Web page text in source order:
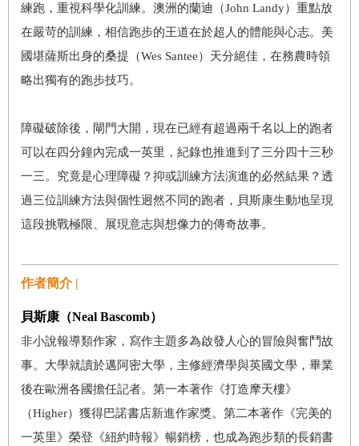
練跑，重視科學化訓練。澳洲的蘭迪（John Landy）重點放
在嚴苛的訓練，相信跑步的王道在於超人的體能與心志。美
國堪薩斯出身的桑提（Wes Santee）天分絕佳，在務農時領
略出獨有的跑步技巧。
障礙破除後，閘門大開，現在已經有超過兩千名以上的跑者
可以在四分鐘內完成一英里，紀錄也推進到了三分四十三秒
一三。究竟是心理障礙？抑或訓練方法演進的必然結果？透
過三位訓練方法與個性迥然不同的跑者，貝斯康生動地呈現
這段挑戰極限、展現意志與想像力的傳奇故事。
作者簡介 |
貝斯康（Neal Bascomb）
非小說報導類作家，寫作主題多為啟發人心的冒險與奮鬥故
事。大學就讀於邁阿密大學，主修經濟學與英國文學，畢業
後在歐洲各國擔任記者。第一本著作《打造摩天樓》
（Higher）獲得巴諾書店新進作家獎。第二本著作《完美的
一英里》榮登《紐約時報》暢銷榜，也成為跑步類的長銷書